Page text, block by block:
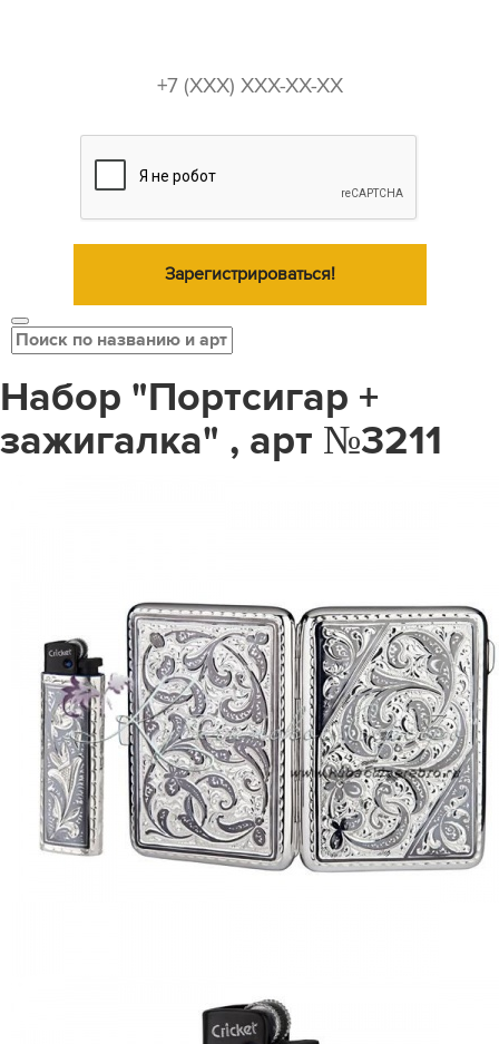
Зарегистрироваться!
Набор "Портсигар +
зажигалка" , арт №3211